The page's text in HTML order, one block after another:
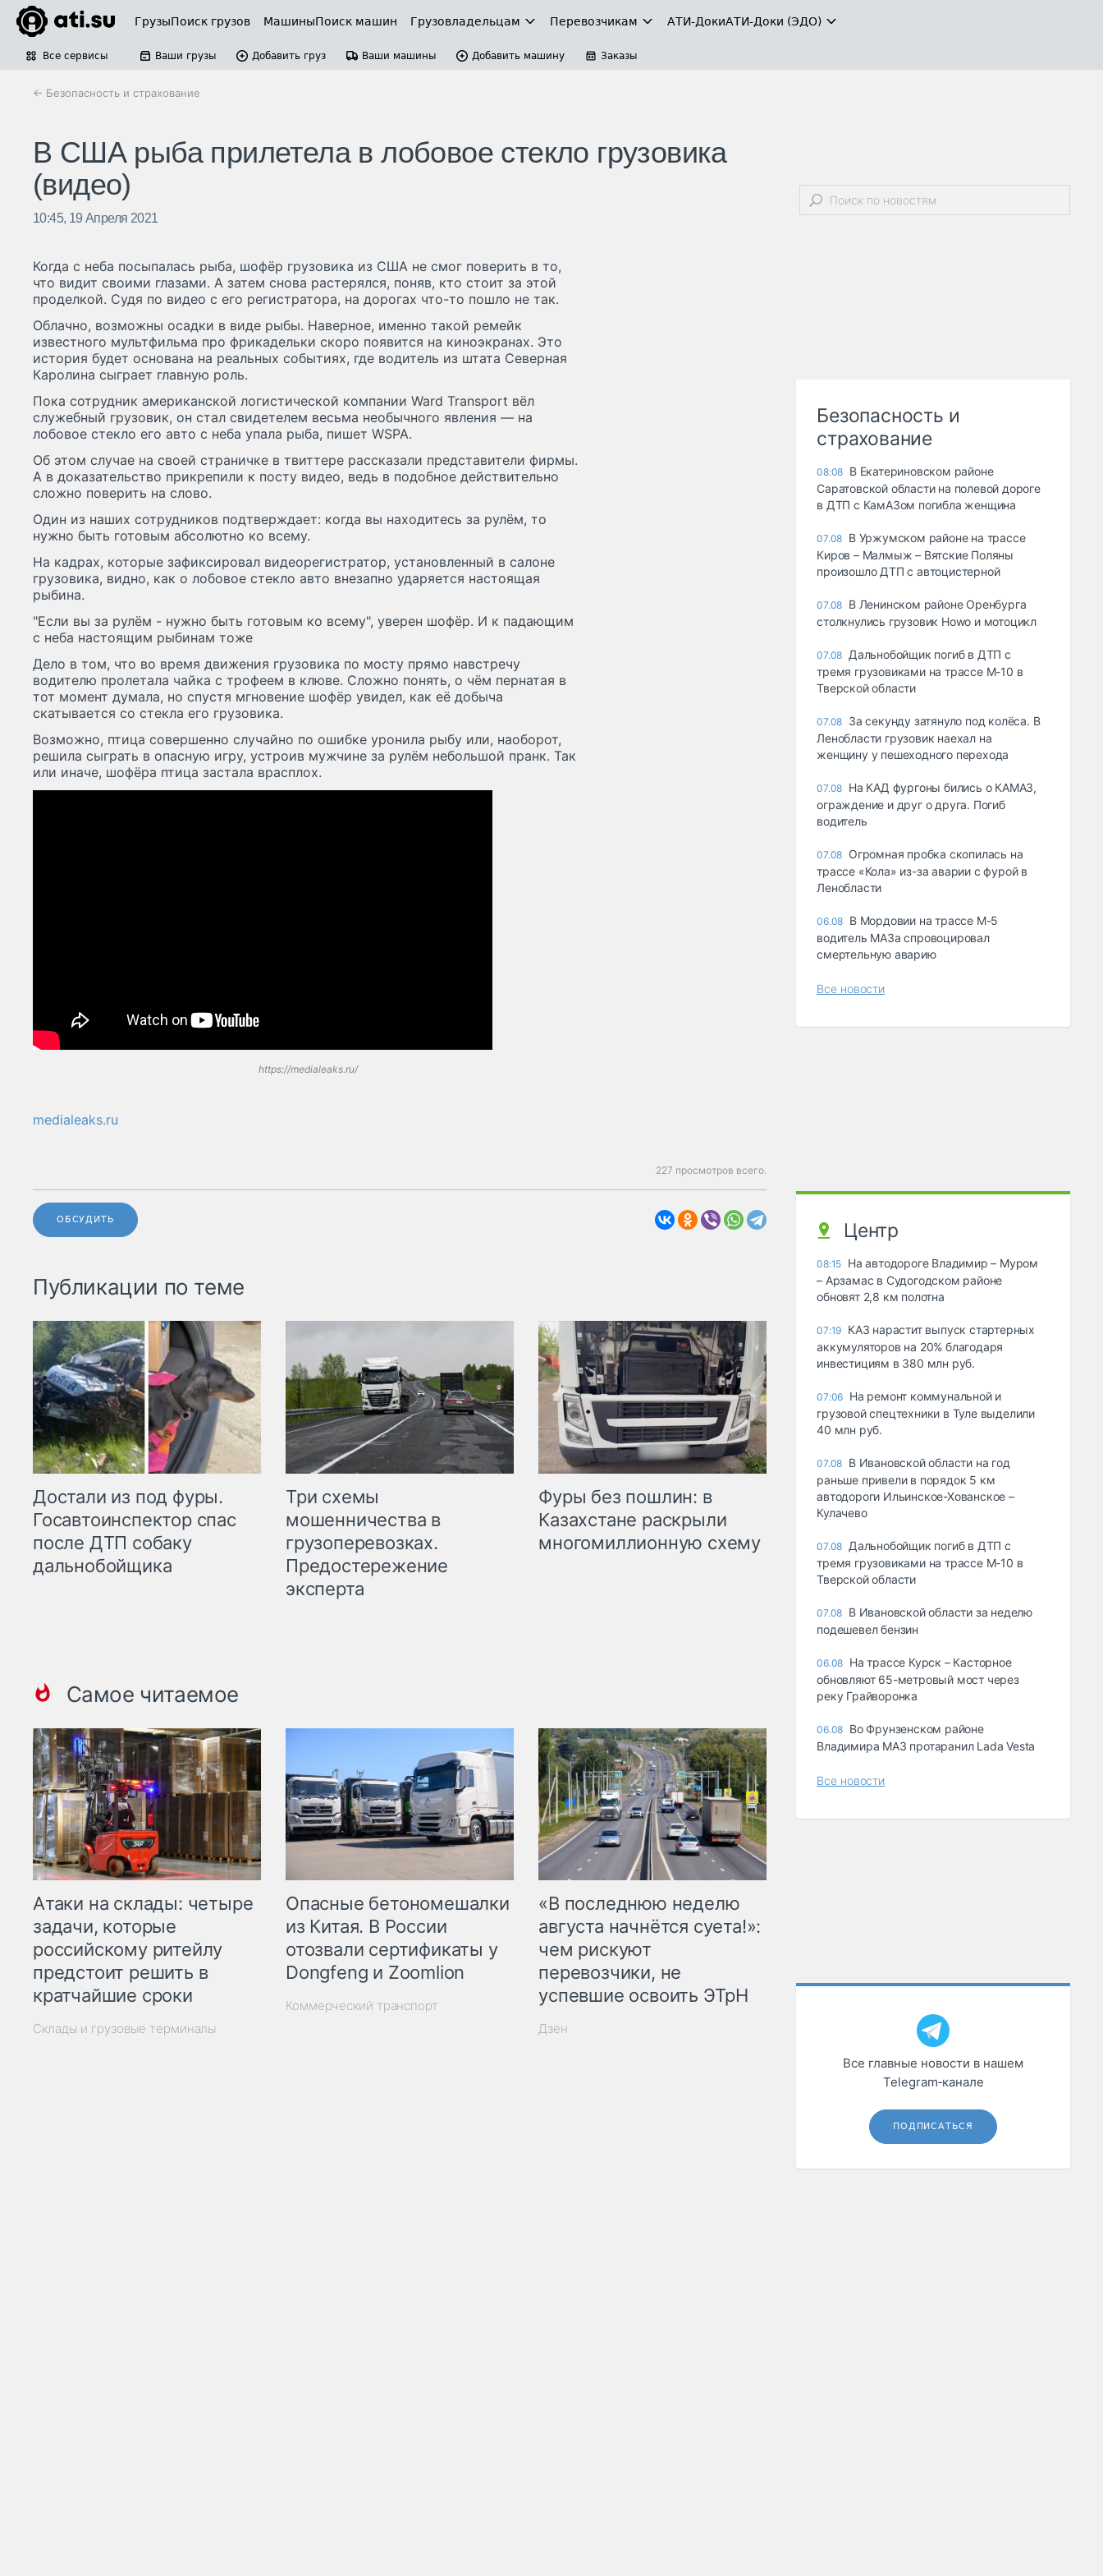
ГрузыПоиск грузов МашиныПоиск машин Грузовладельцам Перевозчикам АТИ-ДокиАТИ-Доки (ЭДО)
Все сервисы Ваши грузы Добавить груз Ваши машины Добавить машину Заказы
← Безопасность и страхование
В США рыба прилетела в лобовое стекло грузовика
(видео)
10:45, 19 Апреля 2021
Когда с неба посыпалась рыба, шофёр грузовика из США не смог поверить в то,
что видит своими глазами. А затем снова растерялся, поняв, кто стоит за этой
проделкой. Судя по видео с его регистратора, на дорогах что-то пошло не так.
Облачно, возможны осадки в виде рыбы. Наверное, именно такой ремейк
известного мультфильма про фрикадельки скоро появится на киноэкранах. Это
история будет основана на реальных событиях, где водитель из штата Северная
Каролина сыграет главную роль.
Пока сотрудник американской логистической компании Ward Transport вёл
служебный грузовик, он стал свидетелем весьма необычного явления — на
лобовое стекло его авто с неба упала рыба, пишет WSPA.
Об этом случае на своей страничке в твиттере рассказали представители фирмы.
А в доказательство прикрепили к посту видео, ведь в подобное действительно
сложно поверить на слово.
Один из наших сотрудников подтверждает: когда вы находитесь за рулём, то
нужно быть готовым абсолютно ко всему.
На кадрах, которые зафиксировал видеорегистратор, установленный в салоне
грузовика, видно, как о лобовое стекло авто внезапно ударяется настоящая
рыбина.
"Если вы за рулём - нужно быть готовым ко всему", уверен шофёр. И к падающим
с неба настоящим рыбинам тоже
Дело в том, что во время движения грузовика по мосту прямо навстречу
водителю пролетала чайка с трофеем в клюве. Сложно понять, о чём пернатая в
тот момент думала, но спустя мгновение шофёр увидел, как её добыча
скатывается со стекла его грузовика.
Возможно, птица совершенно случайно по ошибке уронила рыбу или, наоборот,
решила сыграть в опасную игру, устроив мужчине за рулём небольшой пранк. Так
или иначе, шофёра птица застала врасплох.
https://medialeaks.ru/
medialeaks.ru
227 просмотров всего.
ОБСУДИТЬ
Публикации по теме
Достали из под фуры.
Госавтоинспектор спас
после ДТП собаку
дальнобойщика
Три схемы
мошенничества в
грузоперевозках.
Предостережение
эксперта
Фуры без пошлин: в
Казахстане раскрыли
многомиллионную схему
Самое читаемое
Атаки на склады: четыре
задачи, которые
российскому ритейлу
предстоит решить в
кратчайшие сроки
Склады и грузовые терминалы
Опасные бетономешалки
из Китая. В России
отозвали сертификаты у
Dongfeng и Zoomlion
Коммерческий транспорт
«В последнюю неделю
августа начнётся суета!»:
чем рискуют
перевозчики, не
успевшие освоить ЭТрН
Дзен
Безопасность и
страхование
08:08 В Екатериновском районе
Саратовской области на полевой дороге
в ДТП с КамАЗом погибла женщина
07.08 В Уржумском районе на трассе
Киров – Малмыж – Вятские Поляны
произошло ДТП с автоцистерной
07.08 В Ленинском районе Оренбурга
столкнулись грузовик Howo и мотоцикл
07.08 Дальнобойщик погиб в ДТП с
тремя грузовиками на трассе М-10 в
Тверской области
07.08 За секунду затянуло под колёса. В
Ленобласти грузовик наехал на
женщину у пешеходного перехода
07.08 На КАД фургоны бились о КАМАЗ,
ограждение и друг о друга. Погиб
водитель
07.08 Огромная пробка скопилась на
трассе «Кола» из-за аварии с фурой в
Ленобласти
06.08 В Мордовии на трассе М-5
водитель МАЗа спровоцировал
смертельную аварию
Все новости
Центр
08:15 На автодороге Владимир – Муром
– Арзамас в Судогодском районе
обновят 2,8 км полотна
07:19 КАЗ нарастит выпуск стартерных
аккумуляторов на 20% благодаря
инвестициям в 380 млн руб.
07:06 На ремонт коммунальной и
грузовой спецтехники в Туле выделили
40 млн руб.
07.08 В Ивановской области на год
раньше привели в порядок 5 км
автодороги Ильинское-Хованское –
Кулачево
07.08 Дальнобойщик погиб в ДТП с
тремя грузовиками на трассе М-10 в
Тверской области
07.08 В Ивановской области за неделю
подешевел бензин
06.08 На трассе Курск – Касторное
обновляют 65-метровый мост через
реку Грайворонка
06.08 Во Фрунзенском районе
Владимира МАЗ протаранил Lada Vesta
Все новости
Все главные новости в нашем
Telegram‑канале
ПОДПИСАТЬСЯ